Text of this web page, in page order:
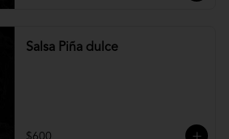
Salsa Piña dulce
$600